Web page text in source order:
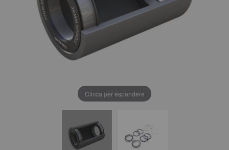
Clicca per espandere